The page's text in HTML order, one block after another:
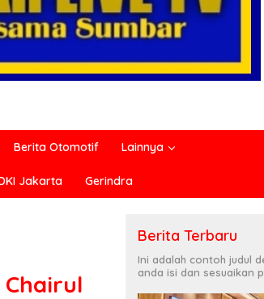
Berita Otomotif Lainnya
Jakarta Gerindra
Berita Terbaru
Ini adalah contoh judul
anda isi dan sesuaikan